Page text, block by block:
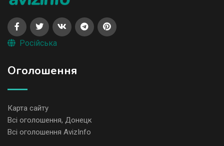
Російська
Оголошення
Карта сайту
Всі оголошення, Донецк
Всі оголошення AvizInfo